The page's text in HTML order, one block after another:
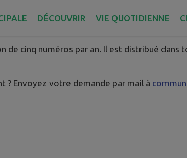
DÉCOUVRIR VIE QUOTIDIENNE
de cinq numéros par an. Il est distribué
? Envoyez votre demande par mail à